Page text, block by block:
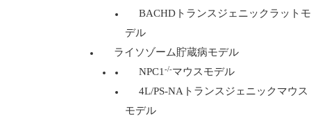
BACHDトランスジェニックラットモ
デル
ライソゾーム貯蔵病モデル
NPC1 -/-マウスモデル
4L/PS-NAトランスジェニックマウス
モデル